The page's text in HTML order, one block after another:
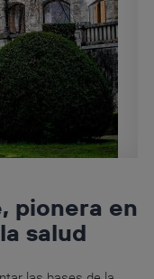
pionera en
salud